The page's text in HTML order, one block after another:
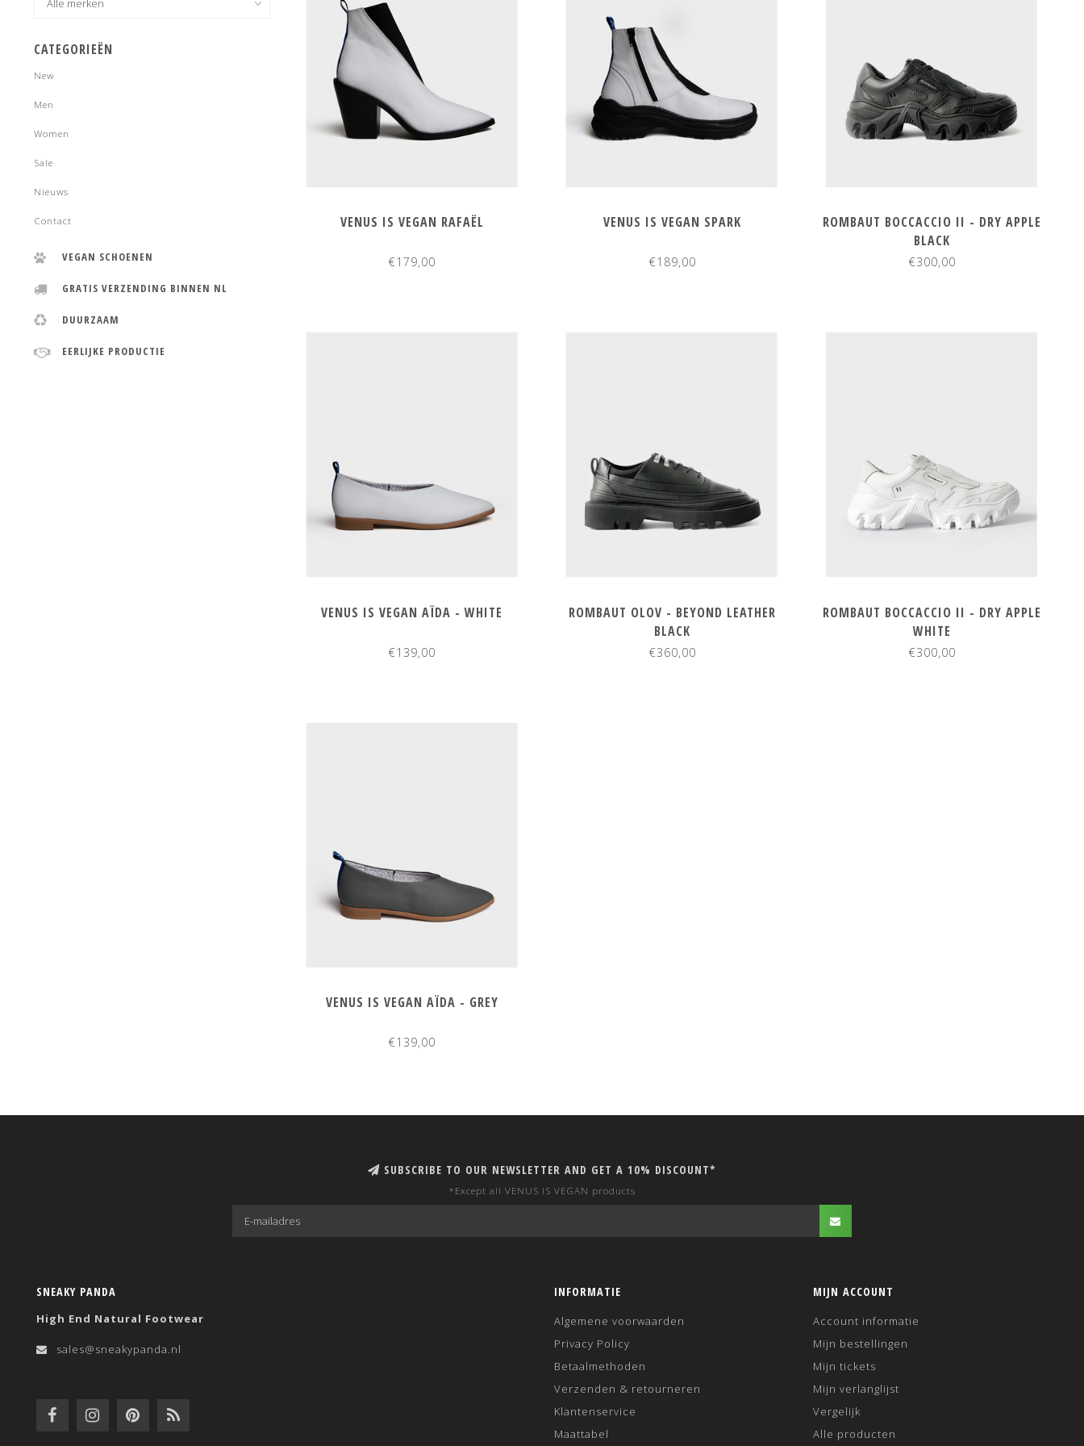
CATEGORIEËN
New
Men
Women
Sale
Nieuws
Contact
VEGAN SCHOENEN
GRATIS VERZENDING BINNEN NL
DUURZAAM
EERLIJKE PRODUCTIE
VENUS IS VEGAN RAFAËL
€179,00
VENUS IS VEGAN SPARK
€189,00
ROMBAUT BOCCACCIO II - DRY APPLE
BLACK
€300,00
VENUS IS VEGAN AÏDA - WHITE
€139,00
ROMBAUT OLOV - BEYOND LEATHER
BLACK
€360,00
ROMBAUT BOCCACCIO II - DRY APPLE
WHITE
€300,00
VENUS IS VEGAN AÏDA - GREY
€139,00
SUBSCRIBE TO OUR NEWSLETTER AND GET A 10% DISCOUNT*
*Except all VENUS IS VEGAN products
SNEAKY PANDA
High End Natural Footwear
sales@sneakypanda.nl
INFORMATIE
Algemene voorwaarden
Privacy Policy
Betaalmethoden
Verzenden & retourneren
Klantenservice
Maattabel
MIJN ACCOUNT
Account informatie
Mijn bestellingen
Mijn tickets
Mijn verlanglijst
Vergelijk
Alle producten